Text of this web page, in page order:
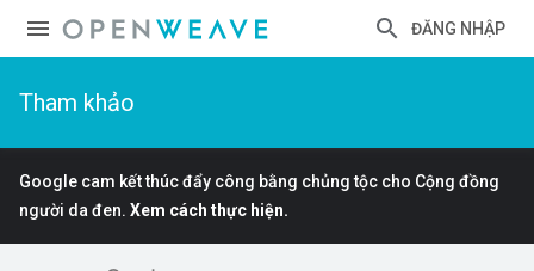
ĐĂNG NHẬP
Tham khảo
Google cam kết thúc đẩy công bằng chủng tộc cho Cộng đồng
người da đen. Xem cách thực hiện.